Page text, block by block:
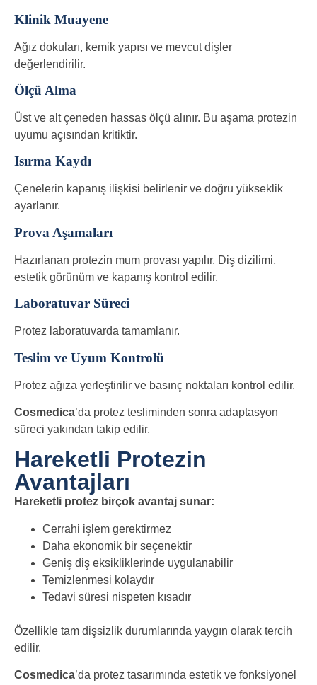
Klinik Muayene
Ağız dokuları, kemik yapısı ve mevcut dişler
değerlendirilir.
Ölçü Alma
Üst ve alt çeneden hassas ölçü alınır. Bu aşama protezin
uyumu açısından kritiktir.
Isırma Kaydı
Çenelerin kapanış ilişkisi belirlenir ve doğru yükseklik
ayarlanır.
Prova Aşamaları
Hazırlanan protezin mum provası yapılır. Diş dizilimi,
estetik görünüm ve kapanış kontrol edilir.
Laboratuvar Süreci
Protez laboratuvarda tamamlanır.
Teslim ve Uyum Kontrolü
Protez ağıza yerleştirilir ve basınç noktaları kontrol edilir.
Cosmedica’da protez tesliminden sonra adaptasyon
süreci yakından takip edilir.
Hareketli Protezin
Avantajları
Hareketli protez birçok avantaj sunar:
Cerrahi işlem gerektirmez
Daha ekonomik bir seçenektir
Geniş diş eksikliklerinde uygulanabilir
Temizlenmesi kolaydır
Tedavi süresi nispeten kısadır
Özellikle tam dişsizlik durumlarında yaygın olarak tercih
edilir.
Cosmedica’da protez tasarımında estetik ve fonksiyonel